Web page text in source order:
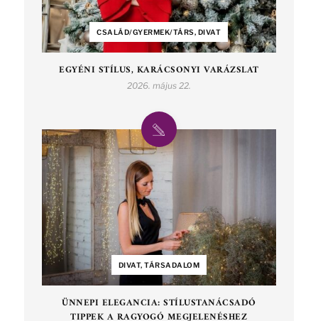
CSALÁD/GYERMEK/TÁRS, DIVAT
EGYÉNI STÍLUS, KARÁCSONYI VARÁZSLAT
2026. május 22.
DIVAT, TÁRSADALOM
ÜNNEPI ELEGANCIA: STÍLUSTANÁCSADÓ
TIPPEK A RAGYOGÓ MEGJELENÉSHEZ